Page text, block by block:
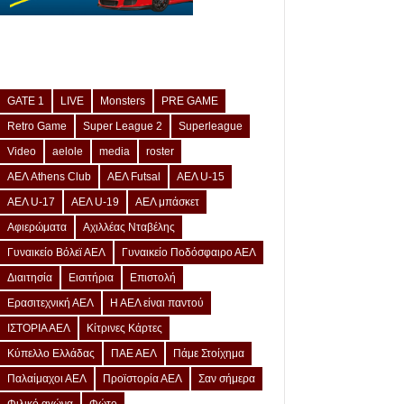
GATE 1 LIVE Monsters
PRE GAME
Retro Game
Super League 2
Superleague
Video
aelole media
roster
ΑΕΛ Athens Club
ΑΕΛ Futsal
ΑΕΛ U-15
ΑΕΛ U-17
ΑΕΛ U-19
ΑΕΛ μπάσκετ
Αφιερώματα
Αχιλλέας Νταβέλης
Γυναικείο Βόλεϊ ΑΕΛ
Γυναικείο Ποδόσφαιρο ΑΕΛ
Διαιτησία
Εισιτήρια
Επιστολή
Ερασιτεχνική ΑΕΛ
Η ΑΕΛ είναι παντού
ΙΣΤΟΡΙΑ ΑΕΛ
Κίτρινες Κάρτες
Κύπελλο Ελλάδας
ΠΑΕ ΑΕΛ
Πάμε Στοίχημα
Παλαίμαχοι ΑΕΛ
Προϊστορία ΑΕΛ
Σαν σήμερα